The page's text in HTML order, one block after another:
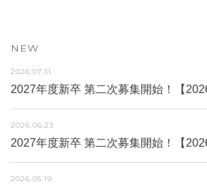
NEW
2026.07.31
2027年度新卒 第二次募集開始！【
2026.06.23
2027年度新卒 第二次募集開始！【
2026.05.19